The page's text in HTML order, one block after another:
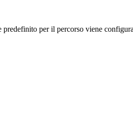
per il percorso viene